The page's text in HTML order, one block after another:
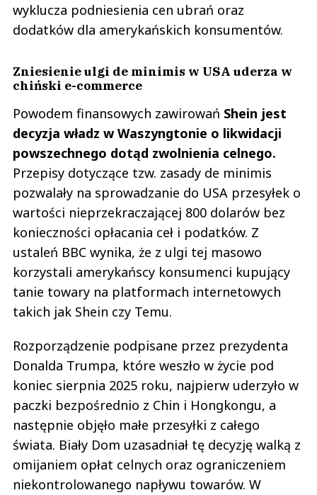
wyklucza podniesienia cen ubrań oraz
dodatków dla amerykańskich konsumentów.
Zniesienie ulgi de minimis w USA uderza w
chiński e-commerce
Powodem finansowych zawirowań Shein jest
decyzja władz w Waszyngtonie o likwidacji
powszechnego dotąd zwolnienia celnego.
Przepisy dotyczące tzw. zasady de minimis
pozwalały na sprowadzanie do USA przesyłek o
wartości nieprzekraczającej 800 dolarów bez
konieczności opłacania ceł i podatków. Z
ustaleń BBC wynika, że z ulgi tej masowo
korzystali amerykańscy konsumenci kupujący
tanie towary na platformach internetowych
takich jak Shein czy Temu.
Rozporządzenie podpisane przez prezydenta
Donalda Trumpa, które weszło w życie pod
koniec sierpnia 2025 roku, najpierw uderzyło w
paczki bezpośrednio z Chin i Hongkongu, a
następnie objęło małe przesyłki z całego
świata. Biały Dom uzasadniał tę decyzję walką z
omijaniem opłat celnych oraz ograniczeniem
niekontrolowanego napływu towarów. W